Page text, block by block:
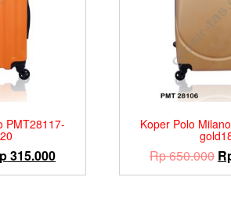
PMT28117-
315.000Current
price
Koper Polo
Rp650.000